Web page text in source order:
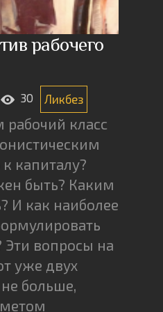
рабочего
30 Ликбез
класс
капиталу?
быть? Каким
И как наиболее
вопросы на
уже двух
больше,